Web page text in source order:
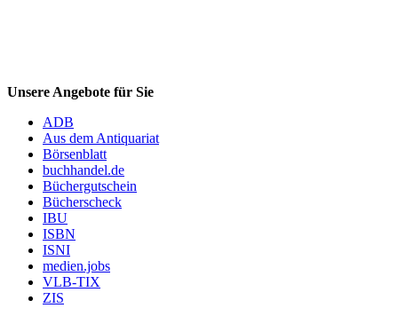
Unsere Angebote für Sie
ADB
Aus dem Antiquariat
Börsenblatt
buchhandel.de
Büchergutschein
Bücherscheck
IBU
ISBN
ISNI
medien.jobs
VLB-TIX
ZIS